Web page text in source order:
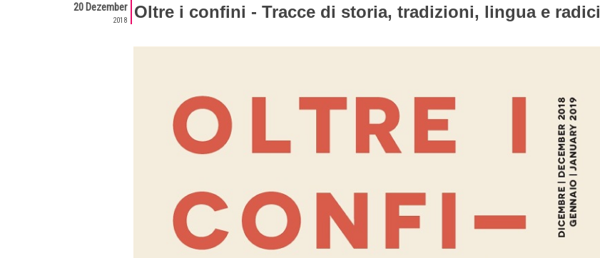
20 Dezember
2018 Oltre i confini - Tracce di storia, tradizioni, lingua e radici